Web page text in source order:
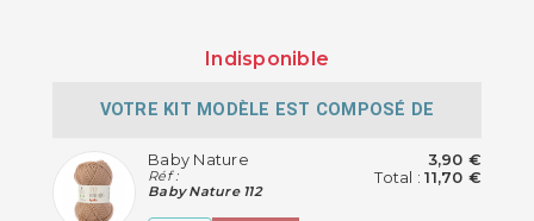
Indisponible
VOTRE KIT MODÈLE EST COMPOSÉ DE
Baby Nature
Réf :
Baby Nature 112
3,90 €
Total :11,70 €